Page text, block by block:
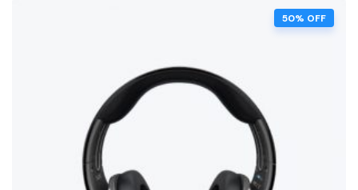
50% OFF